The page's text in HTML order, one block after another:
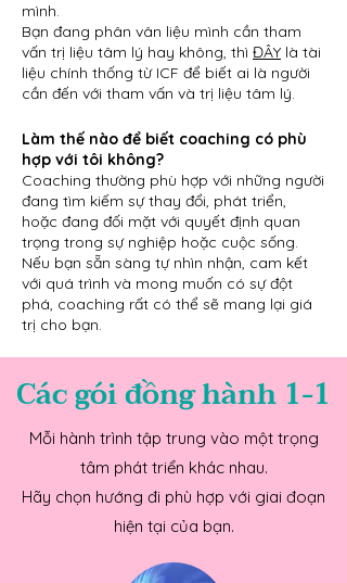
mình.
Bạn đang phân vân liệu mình cần tham
vấn trị liệu tâm lý hay không, thì ĐÂY là tài
liệu chính thống từ ICF để biết ai là người
cần đến với tham vấn và trị liệu tâm lý.
Làm thế nào để biết coaching có phù
hợp với tôi không?
Coaching thường phù hợp với những người
đang tìm kiếm sự thay đổi, phát triển,
hoặc đang đối mặt với quyết định quan
trọng trong sự nghiệp hoặc cuộc sống.
Nếu bạn sẵn sàng tự nhìn nhận, cam kết
với quá trình và mong muốn có sự đột
phá, coaching rất có thể sẽ mang lại giá
trị cho bạn.
Các gói đồng hành 1-1
Mỗi hành trình tập trung vào một trọng
tâm phát triển khác nhau.
Hãy chọn hướng đi phù hợp với giai đoạn
hiện tại của bạn.